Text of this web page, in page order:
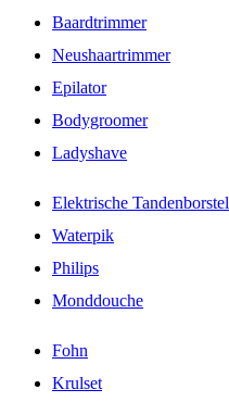
Baardtrimmer
Neushaartrimmer
Epilator
Bodygroomer
Ladyshave
Elektrische Tandenborstel
Waterpik
Philips
Monddouche
Fohn
Krulset